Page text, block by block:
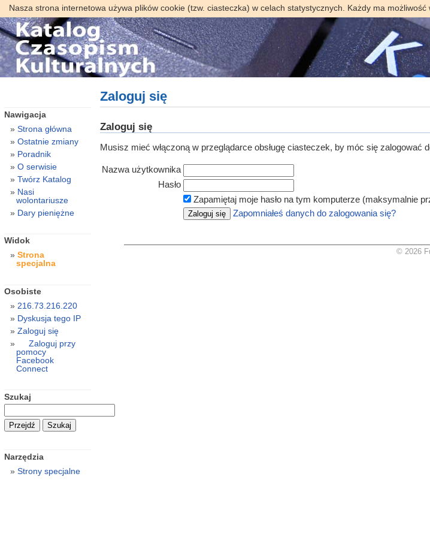
Nasza strona internetowa używa plików cookie (tzw. ciasteczka) w celach statystycznych. Każdy ma
Zaloguj się
Zaloguj się
Musisz mieć włączoną w przeglądarce obsługę ciasteczek, by móc się zalogować
Nazwa użytkownika
Hasło
Zapamiętaj moje hasło na tym komputerze (maksymalnie
Zapomniałeś danych do zalogowania się?
Nawigacja
Strona główna
Ostatnie zmiany
Poradnik
O serwisie
Twórz Katalog
Nasi
wolontariusze
Dary pieniężne
Widok
Strona
specjalna
Osobiste
216.73.216.220
Dyskusja tego IP
Zaloguj się
Zaloguj przy
pomocy
Facebook
Connect
Szukaj
Narzędzia
Strony specjalne
© 2026